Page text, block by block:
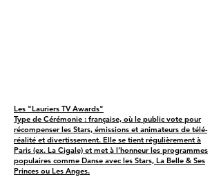
Les "Lauriers TV Awards"
Type de Cérémonie : française, où le public vote pour
récompenser les Stars, émissions et animateurs de télé-
réalité et divertissement. Elle se tient régulièrement à
Paris (ex. La Cigale) et met à l’honneur les programmes
populaires comme Danse avec les Stars, La Belle & Ses
Princes ou Les Anges.